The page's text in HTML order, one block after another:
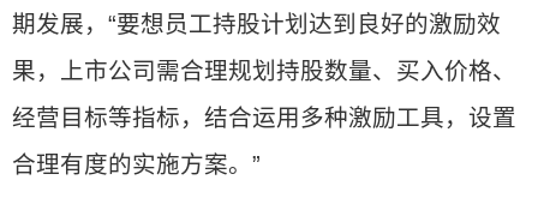
期发展，“要想员工持股计划达到良好的激励效
果，上市公司需合理规划持股数量、买入价格、
经营目标等指标，结合运用多种激励工具，设置
合理有度的实施方案。”